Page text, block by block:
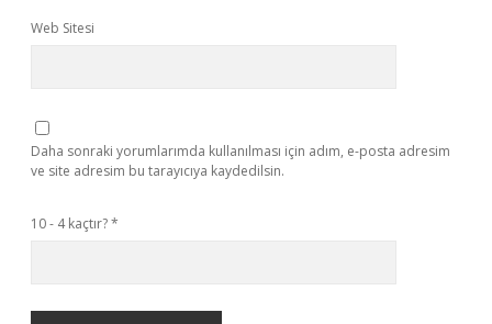
Web Sitesi
Daha sonraki yorumlarımda kullanılması için adım, e-posta adresim
ve site adresim bu tarayıcıya kaydedilsin.
10 - 4 kaçtır?*